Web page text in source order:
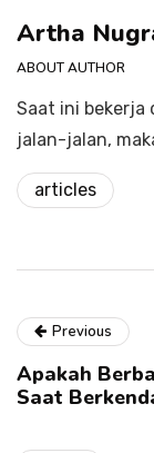
Artha
ABOUT AUTHOR
Saat ini bekerja
jalan-jalan,
articles
Previous
Apakah
Saat